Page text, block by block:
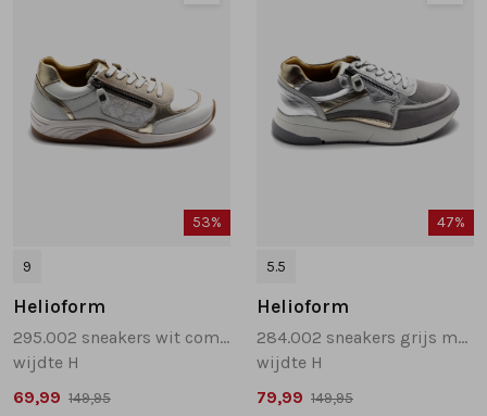
53%
9
Helioform
295.002 sneakers wit combinatie
wijdte H
69,99 149,95
47%
5.5
Helioform
284.002 sneakers grijs multi
wijdte H
79,99 149,95